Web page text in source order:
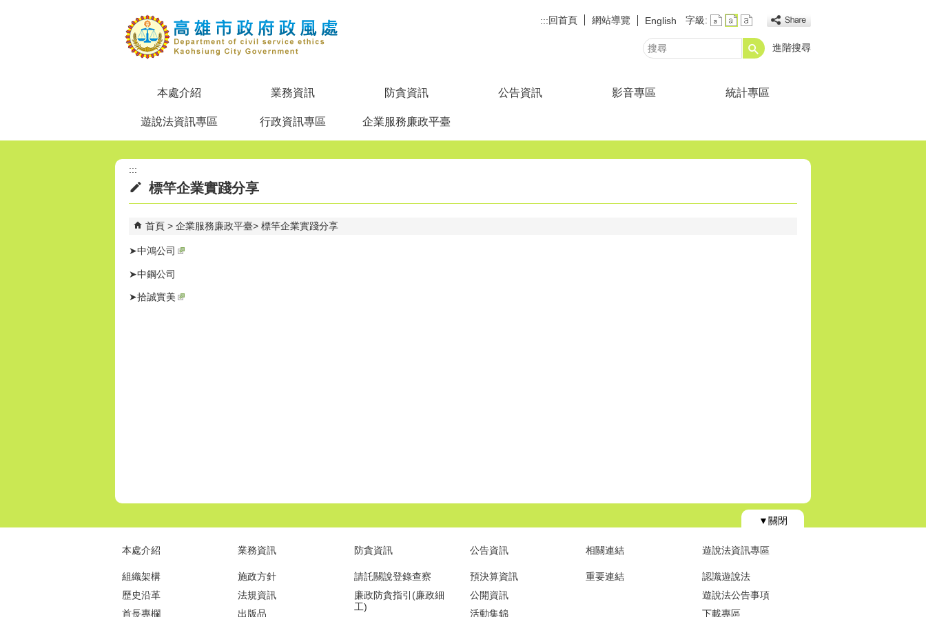
:::回首頁 網站導覽 English 字級:
搜
進階搜尋
本處介紹 業務資訊 防貪資訊 公告資訊 影音專區 統計專區
遊說法資訊專區 行政資訊專區 企業服務廉政平臺
:::
標竿企業實踐分享
首頁 企業服務廉政平臺 標竿企業實踐分享
➤中鴻公司
➤中鋼公司
➤拾誠實美
▼關閉
本處介紹
組織架構
歷史沿革
首長專欄
業務資訊
施政方針
法規資訊
出版品
防貪資訊
請託關說登錄查察
廉政防貪指引(廉政細
工)
公告資訊
預決算資訊
公開資訊
活動集錦
相關連結
重要連結
遊說法資訊專區
認識遊說法
遊說法公告事項
下載專區